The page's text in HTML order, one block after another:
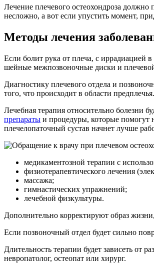
Лечение плечевого остеохондроза должно
несложно, а вот если упустить момент,
Методы лечения
Если болит рука от плеча, с иррадиацией
шейные межпозвоночные диски и плечевой
Диагностику плечевого отдела и
того, что происходит в области
Лечебная терапия относительно болезни
препараты и процедуры, которые помогут
плечелопаточный сустав начнет лучше
медикаментозной терапии с
физиотерапевтического лечения
массажа;
гимнастических упражнений;
лечебной физкультуры.
Дополнительно корректируют образ
Если позвоночный отдел будет сильно
Длительность терапии будет зависеть от
невропатолог, остеопат или хирург.